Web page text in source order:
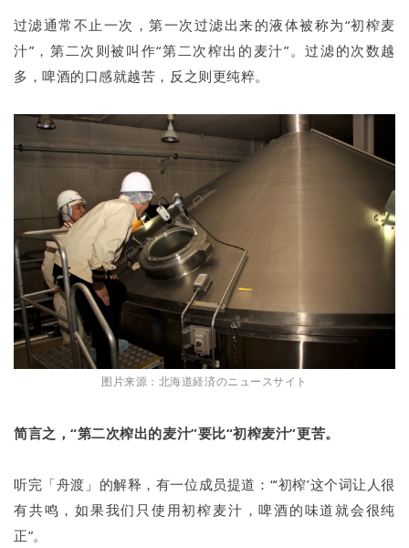
过滤通常不止一次，第一次过滤出来的液体被称为“初榨麦
汁”，第二次则被叫作“第二次榨出的麦汁”。过滤的次数越
多，啤酒的口感就越苦，反之则更纯粹。
图片来源：北海道経済のニュースサイト
简言之，“第二次榨出的麦汁”要比“初榨麦汁”更苦。
听完「舟渡」的解释，有一位成员提道：“‘初榨’这个词让人很
有共鸣，如果我们只使用初榨麦汁，啤酒的味道就会很纯
正”。